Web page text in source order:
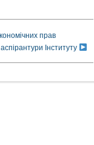
прав
Інституту